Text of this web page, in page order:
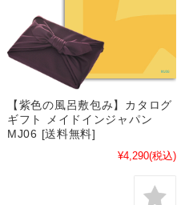
【紫色の風呂敷包み】カタログ
ギフト メイドインジャパン
MJ06 [送料無料]
¥4,290(税込)